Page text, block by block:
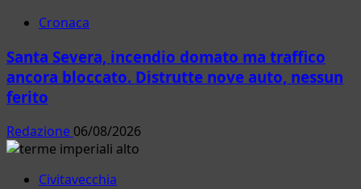
Cronaca
Santa Severa, incendio domato ma traffico
ancora bloccato. Distrutte nove auto, nessun
ferito
Redazione 06/08/2026
Civitavecchia